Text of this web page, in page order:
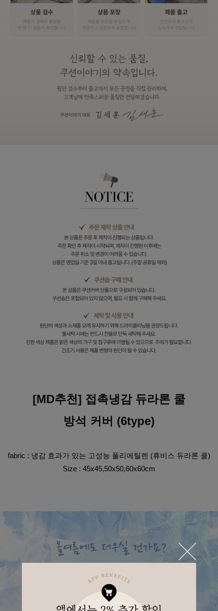
[MD추천] 접촉냉감 듀라론 쿨
방석 커버 (6type)
fabric : 냉감 효과가 있는 고성능 폴리에틸렌 (휴비스 듀라론 쿨)
Size : 45x45,50x50,60x60cm